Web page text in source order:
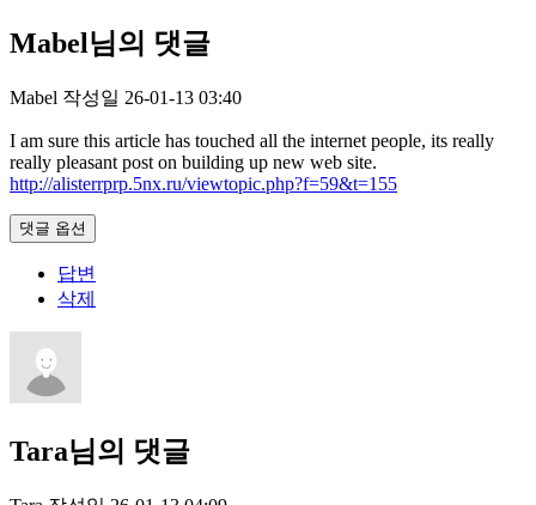
Mabel님의 댓글
Mabel 작성일 26-01-13 03:40
I am sure this article has touched all the internet people, its really
really pleasant post on building up new web site.
http://alisterrprp.5nx.ru/viewtopic.php?f=59&t=155
댓글 옵션
답변
삭제
Tara님의 댓글